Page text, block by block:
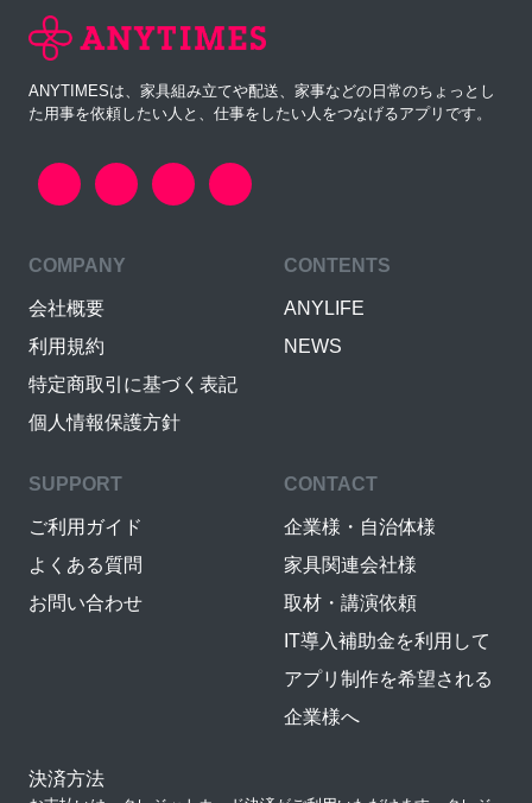
ANYTIMESは、家具組み立てや配送、家事などの日常のちょっとし
た用事を依頼したい人と、仕事をしたい人をつなげるアプリです。
COMPANY
会社概要
利用規約
特定商取引に基づく表記
個人情報保護方針
CONTENTS
ANYLIFE
NEWS
SUPPORT
ご利用ガイド
よくある質問
お問い合わせ
CONTACT
企業様・自治体様
家具関連会社様
取材・講演依頼
IT導入補助金を利用して
アプリ制作を希望される
企業様へ
決済方法